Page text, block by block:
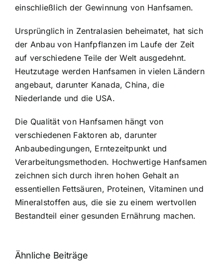
einschließlich der Gewinnung von Hanfsamen.
Ursprünglich in Zentralasien beheimatet, hat sich
der Anbau von Hanfpflanzen im Laufe der Zeit
auf verschiedene Teile der Welt ausgedehnt.
Heutzutage werden Hanfsamen in vielen Ländern
angebaut, darunter Kanada, China, die
Niederlande und die USA.
Die Qualität von Hanfsamen hängt von
verschiedenen Faktoren ab, darunter
Anbaubedingungen, Erntezeitpunkt und
Verarbeitungsmethoden. Hochwertige Hanfsamen
zeichnen sich durch ihren hohen Gehalt an
essentiellen Fettsäuren, Proteinen, Vitaminen und
Mineralstoffen aus, die sie zu einem wertvollen
Bestandteil einer gesunden Ernährung machen.
Ähnliche Beiträge
Neue THC-